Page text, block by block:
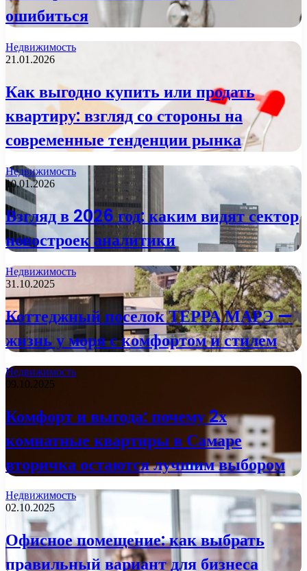
ошибиться
Недвижимость
21.01.2026
Как выгодно купить или продать
квартиру: взгляд со стороны на
современные тенденции рынка
Недвижимость
10.01.2026
Взгляд в 2026 год: каким видят сектор
новостроек аналитики
Недвижимость
31.10.2025
Коттеджный поселок ТЕРРА МАРЭ —
жизнь у моря с комфортом и стилем
Недвижимость
09.10.2025
Комфорт и выгода: почему 2х
комнатные квартиры в Самаре
вторичка остаются лучшим выбором
Недвижимость
02.10.2025
Офисное помещение: как выбрать
правильный вариант для бизнеса